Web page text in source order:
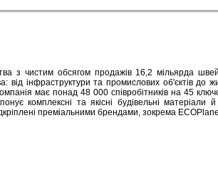
з чистим обсягом продажів 16,2 мільярда
від інфраструктури та промислових об'єктів до
має понад 48 000 співробітників на 45
комплексні та якісні будівельні
преміальними брендами, зокрема